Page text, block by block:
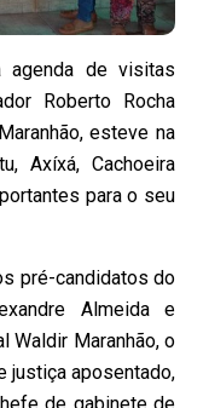
agenda de visitas
Roberto Rocha
esteve na
Axíxá, Cachoeira
para o seu
pré-candidatos do
Almeida e
Waldir Maranhão, o
justiça aposentado,